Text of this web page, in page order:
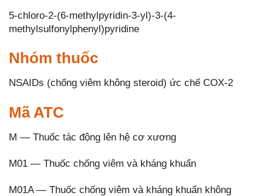
5-chloro-2-(6-methylpyridin-3-yl)-3-(4-
methylsulfonylphenyl)pyridine
Nhóm thuốc
NSAIDs (chống viêm không steroid) ức chế COX-2
Mã ATC
M — Thuốc tác động lên hệ cơ xương
M01 — Thuốc chống viêm và kháng khuẩn
M01A — Thuốc chống viêm và kháng khuẩn không